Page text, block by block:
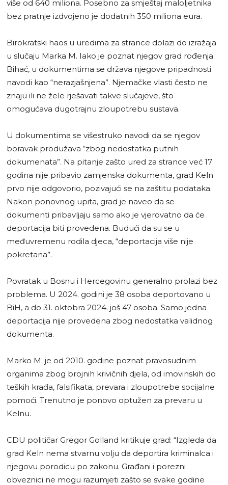
više od 640 miliona. Posebno za smještaj maloljetnika
bez pratnje izdvojeno je dodatnih 350 miliona eura.
Birokratski haos u uredima za strance dolazi do izražaja
u slučaju Marka M. Iako je poznat njegov grad rođenja
Bihać, u dokumentima se država njegove pripadnosti
navodi kao “nerazjašnjena”. Njemačke vlasti često ne
znaju ili ne žele rješavati takve slučajeve, što
omogućava dugotrajnu zloupotrebu sustava.
U dokumentima se višestruko navodi da se njegov
boravak produžava “zbog nedostatka putnih
dokumenata”. Na pitanje zašto ured za strance već 17
godina nije pribavio zamjenska dokumenta, grad Keln
prvo nije odgovorio, pozivajući se na zaštitu podataka.
Nakon ponovnog upita, grad je naveo da se
dokumenti pribavljaju samo ako je vjerovatno da će
deportacija biti provedena. Budući da su se u
međuvremenu rodila djeca, “deportacija više nije
pokretana”.
Povratak u Bosnu i Hercegovinu generalno prolazi bez
problema. U 2024. godini je 38 osoba deportovano u
BiH, a do 31. oktobra 2024. još 47 osoba. Samo jedna
deportacija nije provedena zbog nedostatka validnog
dokumenta.
Marko M. je od 2010. godine poznat pravosudnim
organima zbog brojnih krivičnih djela, od imovinskih do
teških krađa, falsifikata, prevara i zloupotrebe socijalne
pomoći. Trenutno je ponovo optužen za prevaru u
Kelnu.
CDU političar Gregor Golland kritikuje grad: “Izgleda da
grad Keln nema stvarnu volju da deportira kriminalca i
njegovu porodicu po zakonu. Građani i porezni
obveznici ne mogu razumjeti zašto se svake godine